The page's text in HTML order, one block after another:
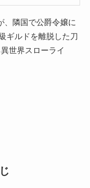
、隣国で公爵令嬢に
ギルドを離脱した刀
世界スローライ